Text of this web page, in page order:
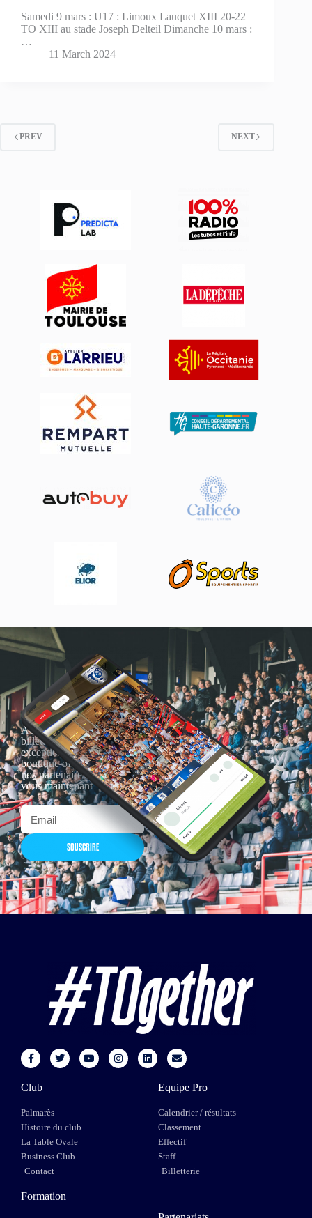
Samedi 9 mars : U17 : Limoux Lauquet XIII 20-22
TO XIII au stade Joseph Delteil Dimanche 10 mars :
…
11 March 2024
PREV NEXT
Actualités, nouveautés,
billetterie, remises
exceptionnelles dans la
boutique officielles & chez
nos partenaires… Inscrivez-
vous maintenant
SOUSCRIRE
Club
Palmarès
Histoire du club
La Table Ovale
Business Club
Contact
Equipe Pro
Calendrier / résultats
Classement
Effectif
Staff
Billetterie
Formation